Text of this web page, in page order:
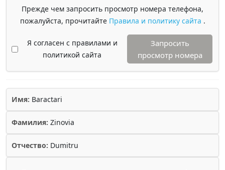
Прежде чем запросить просмотр номера телефона,
пожалуйста, прочитайте Правила и политику сайта .
Я согласен с правилами и
политикой сайта
Запросить
просмотр номера
Имя: Baractari
Фамилия: Zinovia
Отчество: Dumitru